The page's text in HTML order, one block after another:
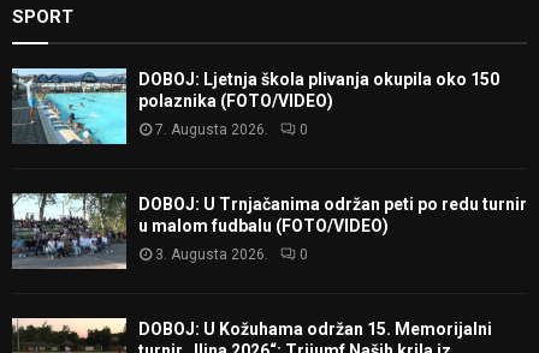
SPORT
DOBOJ: Ljetnja škola plivanja okupila oko 150
polaznika (FOTO/VIDEO)
7. Augusta 2026. 0
DOBOJ: U Trnjačanima održan peti po redu turnir
u malom fudbalu (FOTO/VIDEO)
3. Augusta 2026. 0
DOBOJ: U Kožuhama održan 15. Memorijalni